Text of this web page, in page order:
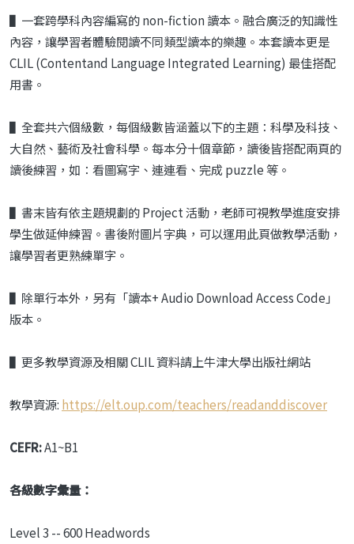
▌一套跨學科內容編寫的 non-fiction 讀本。融合廣泛的知識性
內容，讓學習者體驗閱讀不同類型讀本的樂趣。本套讀本更是
CLIL (Contentand Language Integrated Learning) 最佳搭配
用書。
▌全套共六個級數，每個級數皆涵蓋以下的主題：科學及科技、
大自然、藝術及社會科學。每本分十個章節，讀後皆搭配兩頁的
讀後練習，如：看圖寫字、連連看、完成 puzzle 等。
▌書末皆有依主題規劃的 Project 活動，老師可視教學進度安排
學生做延伸練習。書後附圖片字典，可以運用此頁做教學活動，
讓學習者更熟練單字。
▌除單行本外，另有「讀本+ Audio Download Access Code」
版本。
▌更多教學資源及相關 CLIL 資料請上牛津大學出版社網站
教學資源: https://elt.oup.com/teachers/readanddiscover
CEFR:A1~B1
各級數字彙量：
Level 3 -- 600 Headwords